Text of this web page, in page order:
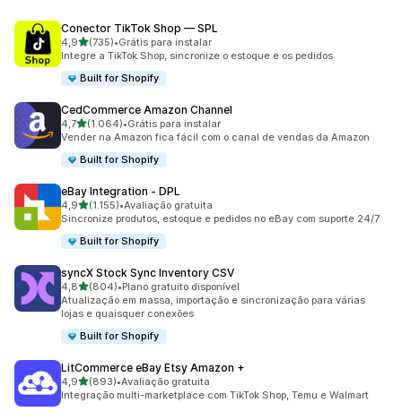
Conector TikTok Shop — SPL
4,9de 5 estrelas
(735)
735 avaliações ao todo
•Grátis para instalar
Integre a TikTok Shop, sincronize o estoque e os pedidos
Built for Shopify
CedCommerce Amazon Channel
4,7de 5 estrelas
(1.064)
1064 avaliações ao todo
•Grátis para instalar
Vender na Amazon fica fácil com o canal de vendas da Amazon
Built for Shopify
eBay Integration ‑ DPL
4,9de 5 estrelas
(1.155)
1155 avaliações ao todo
•Avaliação gratuita
Sincronize produtos, estoque e pedidos no eBay com suporte 24/7
Built for Shopify
syncX Stock Sync Inventory CSV
4,8de 5 estrelas
(804)
804 avaliações ao todo
•Plano gratuito disponível
Atualização em massa, importação e sincronização para várias
lojas e quaisquer conexões
Built for Shopify
LitCommerce eBay Etsy Amazon +
4,9de 5 estrelas
(893)
893 avaliações ao todo
•Avaliação gratuita
Integração multi-marketplace com TikTok Shop, Temu e Walmart